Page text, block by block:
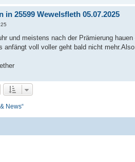
in 25599 Wewelsfleth 05.07.2025
und meistens nach der Prämierung
anfängt voll voller geht bald nicht
News“